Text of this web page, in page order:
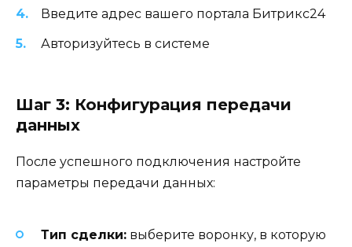
Введите адрес вашего портала Битрикс24
Авторизуйтесь в системе
Шаг 3: Конфигурация передачи
данных
После успешного подключения настройте
параметры передачи данных:
Тип сделки: выберите воронку, в которую